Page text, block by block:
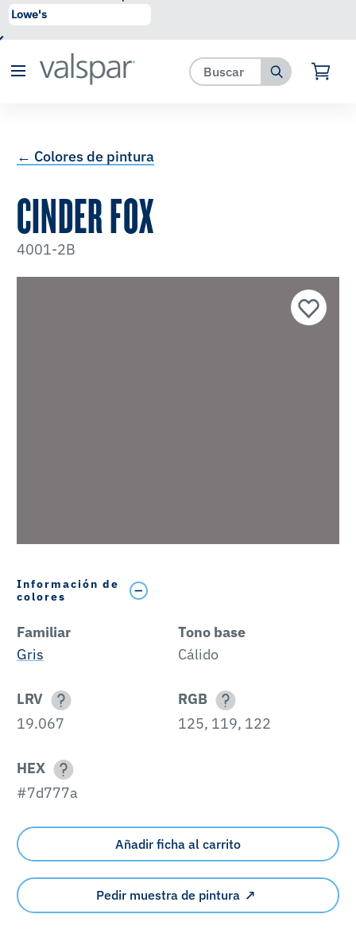
se ha agregado a favoritos.
← Colores de pintura
CINDER FOX
4001-2B
Información de
colores
Familiar
Gris
Tono base
Cálido
LRV
19.067
RGB
125, 119, 122
HEX
#7d777a
Añadir ficha al carrito
Pedir muestra de pintura